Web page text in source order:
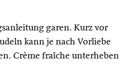
garen. Kurz vor
kann je nach Vorliebe
Crème fraîche unterheben